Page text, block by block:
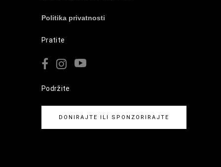
Politika privatnosti
Pratite
Podržite
DONIRAJTE ILI SPONZORIRAJTE